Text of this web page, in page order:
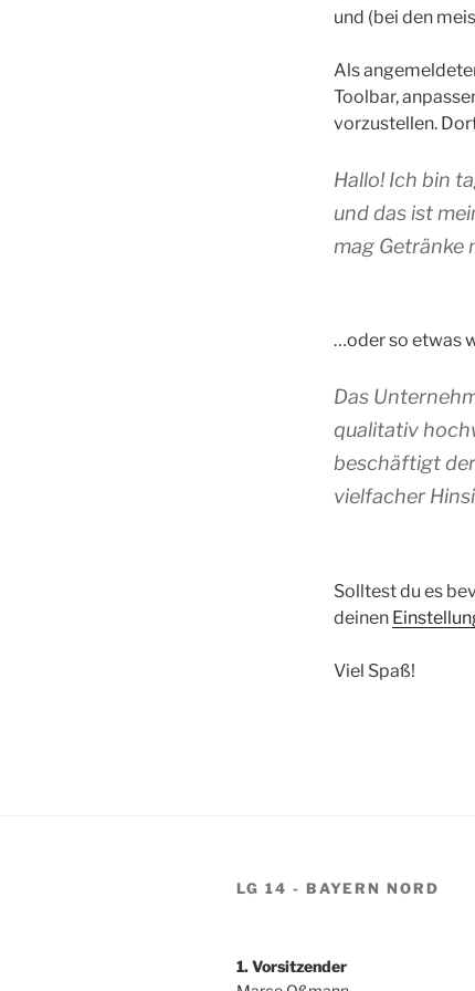
und (bei den
Als
Toolbar,
vorzustellen.
Hallo! Ich bin
und das ist
mag Getränke
…oder so etwas
Das
qualitativ
beschäftigt
vielfacher
Solltest du es
deinen
Viel Spaß!
LG 14 - BAYERN NORD
1. Vorsitzender